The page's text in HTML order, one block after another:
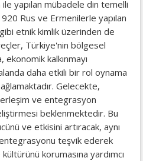
yapılan mübadele din temelli
Rus ve Ermenilerle yapılan
etnik kimlik üzerinden de
Türkiye'nin bölgesel
kalkınmayı
daha etkili bir rol oynama
Gelecekte,
ve entegrasyon
beklenmektedir. Bu
ve etkisini artıracak, aynı
teşvik ederek
korumasına yardımcı